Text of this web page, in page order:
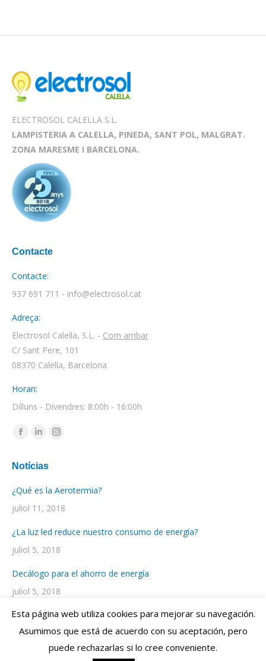
ELECTROSOL CALELLA S.L.
LAMPISTERIA A CALELLA, PINEDA, SANT POL, MALGRAT.
ZONA MARESME I BARCELONA.
Contacte
Contacte:
937 691 711 - info@electrosol.cat
Adreça:
Electrosol Calella, S.L. - Com arribar
C/ Sant Pere, 101
08370 Calella, Barcelona
Horari:
Dilluns - Divendres: 8:00h - 16:00h
Find us on:
Facebook
opens
window
Linkedin
opens
window
Instagram
window
Notícias
¿Qué es la Aerotermia?
juliol 11, 2018
¿La luz led reduce nuestro consumo de energía?
juliol 5, 2018
Decálogo para el ahorro de energía
juliol 5, 2018
Diseño Web por ENRICGOMEZ.COM
- Web Design Studio
+34 93 769 06 55| © Electrosol Calella |
Esta página web utiliza cookies para mejorar su navegación.
Asumimos que está de acuerdo con su aceptación, pero
puede rechazarlas si lo cree conveniente.